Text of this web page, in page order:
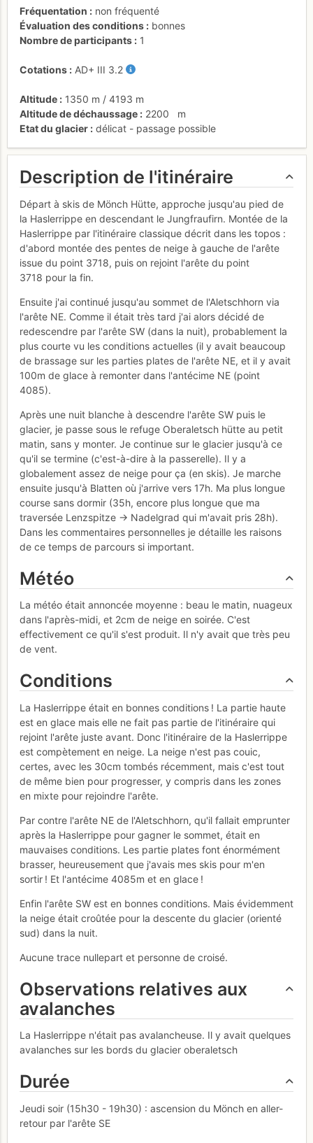
Fréquentation
non fréquenté
Évaluation des conditions
bonnes
Nombre de participants
1
Cotations AD+ III 3.2
Altitude 1350 m / 4193 m
Altitude de déchaussage
2200
m
Etat du glacier
délicat - passage possible
Description de l'itinéraire
Départ à skis de Mönch Hütte, approche jusqu'au pied de
la Haslerrippe en descendant le Jungfraufirn. Montée de la
Haslerrippe par l'itinéraire classique décrit dans les topos :
d'abord montée des pentes de neige à gauche de l'arête
issue du point 3718, puis on rejoint l'arête du point
3718 pour la fin.
Ensuite j'ai continué jusqu'au sommet de l'Aletschhorn via
l'arête NE. Comme il était très tard j'ai alors décidé de
redescendre par l'arête SW (dans la nuit), probablement la
plus courte vu les conditions actuelles (il y avait beaucoup
de brassage sur les parties plates de l'arête NE, et il y avait
100m de glace à remonter dans l'antécime NE (point
4085).
Après une nuit blanche à descendre l'arête SW puis le
glacier, je passe sous le refuge Oberaletsch hütte au petit
matin, sans y monter. Je continue sur le glacier jusqu'à ce
qu'il se termine (c'est-à-dire à la passerelle). Il y a
globalement assez de neige pour ça (en skis). Je marche
ensuite jusqu'à Blatten où j'arrive vers 17h. Ma plus longue
course sans dormir (35h, encore plus longue que ma
traversée Lenzspitze -> Nadelgrad qui m'avait pris 28h).
Dans les commentaires personnelles je détaille les raisons
de ce temps de parcours si important.
Météo
La météo était annoncée moyenne : beau le matin, nuageux
dans l'après-midi, et 2cm de neige en soirée. C'est
effectivement ce qu'il s'est produit. Il n'y avait que très peu
de vent.
Conditions
La Haslerrippe était en bonnes conditions ! La partie haute
est en glace mais elle ne fait pas partie de l'itinéraire qui
rejoint l'arête juste avant. Donc l'itinéraire de la Haslerrippe
est compètement en neige. La neige n'est pas couic,
certes, avec les 30cm tombés récemment, mais c'est tout
de même bien pour progresser, y compris dans les zones
en mixte pour rejoindre l'arête.
Par contre l'arête NE de l'Aletschhorn, qu'il fallait emprunter
après la Haslerrippe pour gagner le sommet, était en
mauvaises conditions. Les partie plates font énormément
brasser, heureusement que j'avais mes skis pour m'en
sortir ! Et l'antécime 4085m et en glace !
Enfin l'arête SW est en bonnes conditions. Mais évidemment
la neige était croûtée pour la descente du glacier (orienté
sud) dans la nuit.
Aucune trace nullepart et personne de croisé.
Observations relatives aux
avalanches
La Haslerrippe n'était pas avalancheuse. Il y avait quelques
avalanches sur les bords du glacier oberaletsch
Durée
Jeudi soir (15h30 - 19h30) : ascension du Mönch en aller-
retour par l'arête SE